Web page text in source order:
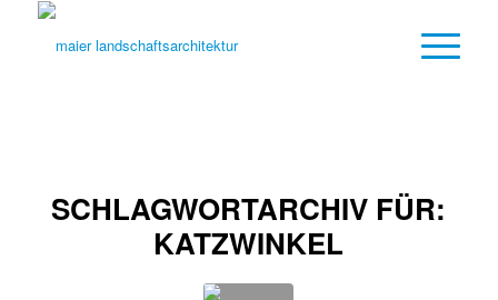
SCHLAGWORTARCHIV FÜR:
KATZWINKEL